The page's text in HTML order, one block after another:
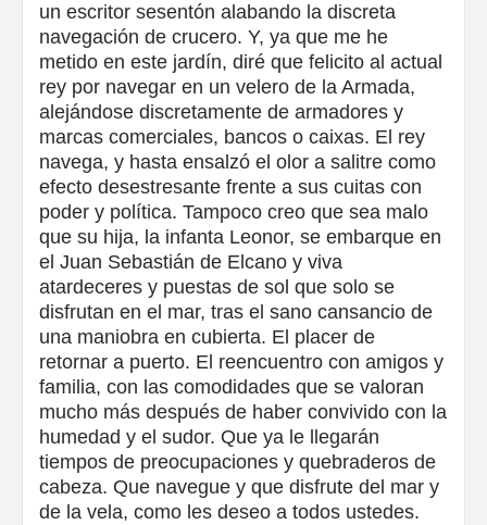
un escritor sesentón alabando la discreta
navegación de crucero. Y, ya que me he
metido en este jardín, diré que felicito al actual
rey por navegar en un velero de la Armada,
alejándose discretamente de armadores y
marcas comerciales, bancos o caixas. El rey
navega, y hasta ensalzó el olor a salitre como
efecto desestresante frente a sus cuitas con
poder y política. Tampoco creo que sea malo
que su hija, la infanta Leonor, se embarque en
el Juan Sebastián de Elcano y viva
atardeceres y puestas de sol que solo se
disfrutan en el mar, tras el sano cansancio de
una maniobra en cubierta. El placer de
retornar a puerto. El reencuentro con amigos y
familia, con las comodidades que se valoran
mucho más después de haber convivido con la
humedad y el sudor. Que ya le llegarán
tiempos de preocupaciones y quebraderos de
cabeza. Que navegue y que disfrute del mar y
de la vela, como les deseo a todos ustedes.